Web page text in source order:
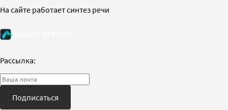
На сайте работает синтез речи
Рассылка:
Подписаться